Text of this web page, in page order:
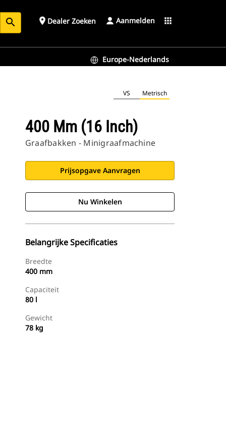
search place Dealer Zoeken Aanmelden apps
Europe-Nederlands
VS Metrisch
400 Mm (16 Inch)
Graafbakken - Minigraafmachine
Prijsopgave Aanvragen
Nu Winkelen
Belangrijke Specificaties
Breedte
400 mm
Capaciteit
80 l
Gewicht
78 kg